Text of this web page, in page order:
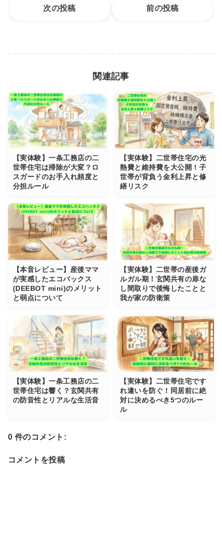
次の投稿 前の投稿
関連記事
【実体験】一条工務店の二
世帯住宅は掃除が大変？ロ
スガードのお手入れ頻度と
分担ルール
【実体験】二世帯住宅の光
熱費と維持費を大公開！子
世帯が背負う金利上昇と修
繕リスク
【本音レビュー】産後ママ
が実感したエコバックス
(DEEBOT mini)のメリット
と弱点について
【実体験】二世帯の産後ガ
ルガル期！玄関共有の扉な
し間取りで後悔したことと
我が家の防衛策
【実体験】一条工務店の二
世帯住宅は響く？玄関共有
の防音性とリアルな生活音
【実体験】二世帯住宅です
れ違いを防ぐ！同居前に絶
対に決めるべき5つのルー
ル
0 件のコメント:
コメントを投稿